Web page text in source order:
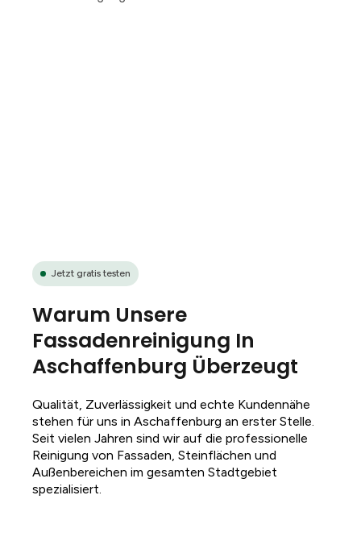
Jetzt gratis testen
Warum Unsere
Fassadenreinigung In
Aschaffenburg Überzeugt
Qualität, Zuverlässigkeit und echte Kundennähe
stehen für uns in Aschaffenburg an erster Stelle.
Seit vielen Jahren sind wir auf die professionelle
Reinigung von Fassaden, Steinflächen und
Außenbereichen im gesamten Stadtgebiet
spezialisiert.